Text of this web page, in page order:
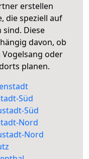
erstellen
die speziell auf
Diese
davon, ob
oder
planen.
Süd
Süd
Nord
Nord